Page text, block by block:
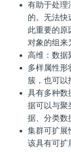
有助于处理
的。无法快
此重要的原
对象的组来
高维：数据
多样属性形
簇，也可以
具有多种数
据可以与聚
据、分类数
集群可扩展
该具有可扩